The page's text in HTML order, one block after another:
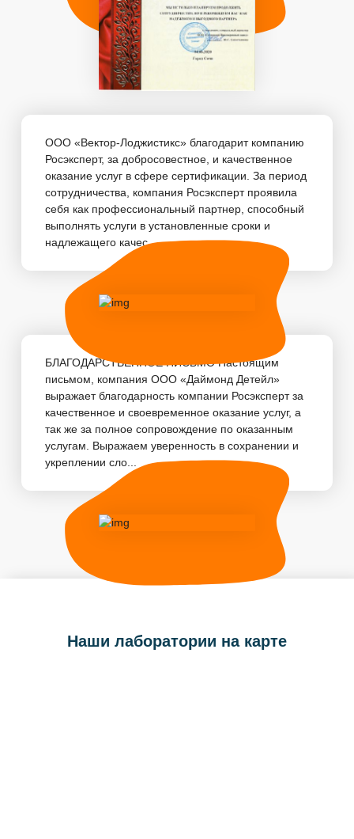
ООО «Вектор-Лоджистикс» благодарит компанию
Росэксперт, за добросовестное, и качественное
оказание услуг в сфере сертификации. За период
сотрудничества, компания Росэксперт проявила
себя как профессиональный партнер, способный
выполнять услуги в установленные сроки и
надлежащего качес...
БЛАГОДАРСТВЕННОЕ ПИСЬМО Настоящим
письмом, компания ООО «Даймонд Детейл»
выражает благодарность компании Росэксперт за
качественное и своевременное оказание услуг, а
так же за полное сопровождение по оказанным
услугам. Выражаем уверенность в сохранении и
укреплении сло...
Наши лаборатории на карте